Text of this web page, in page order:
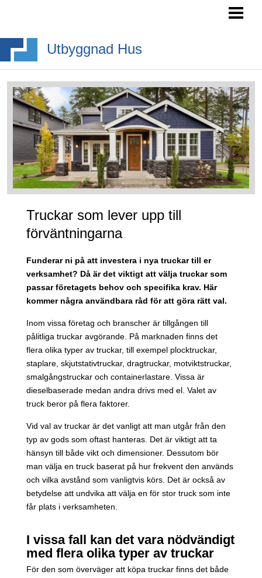
SÖKA BYGGLOV
BYGGA BURSPRÅK
BYGGA TAKKUPA
BYGGA ALTANTRAPPA
BLOGG
Utbyggnad Hus
Truckar som lever upp till
förväntningarna
Funderar ni på att investera i nya truckar till er
verksamhet? Då är det viktigt att välja truckar som
passar företagets behov och specifika krav. Här
kommer några användbara råd för att göra rätt val.
Inom vissa företag och branscher är tillgången till
pålitliga truckar avgörande. På marknaden finns det
flera olika typer av truckar, till exempel plocktruckar,
staplare, skjutstativtruckar, dragtruckar, motviktstruckar,
smalgångstruckar och containerlastare. Vissa är
dieselbaserade medan andra drivs med el. Valet av
truck beror på flera faktorer.
Vid val av truckar är det vanligt att man utgår från den
typ av gods som oftast hanteras. Det är viktigt att ta
hänsyn till både vikt och dimensioner. Dessutom bör
man välja en truck baserat på hur frekvent den används
och vilka avstånd som vanligtvis körs. Det är också av
betydelse att undvika att välja en för stor truck som inte
får plats i verksamheten.
I vissa fall kan det vara nödvändigt
med flera olika typer av truckar
För den som överväger att köpa truckar finns det både